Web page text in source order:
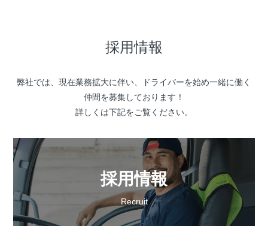
採用情報
弊社では、現在業務拡大に伴い、ドライバーを始め一緒に働く
仲間を募集しております！
詳しくは下記をご覧ください。
採用情報
Recruit